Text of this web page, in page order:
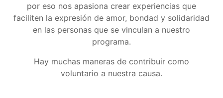
por eso nos apasiona crear experiencias que
faciliten la expresión de amor, bondad y solidaridad
en las personas que se vinculan a nuestro
programa.
Hay muchas maneras de contribuir como
voluntario a nuestra causa.